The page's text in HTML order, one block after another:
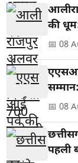
की धूम:
की
📅 08
रजत
📅 08
पहली